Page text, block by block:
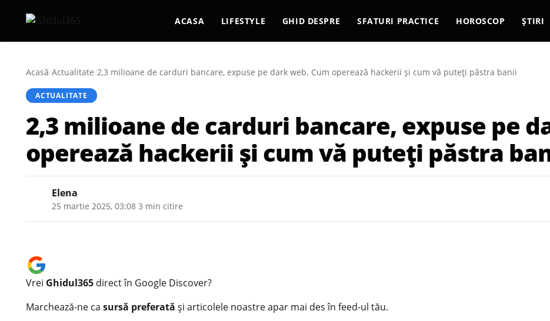
ACASA LIFESTYLE GHID DESPRE SFATURI PRACTICE HOROSCOP ȘTIRI
Acasă/Actualitate/2,3 milioane de carduri bancare, expuse pe dark web. Cum operează hackerii și cum vă puteți păstra banii
ACTUALITATE
2,3 milioane de carduri bancare, expuse pe
operează hackerii și cum vă puteți păstra
Elena
25 martie 2025, 03:08 3 min citire
Vrei Ghidul365 direct în Google Discover?
Marchează-ne ca sursă preferată și articolele noastre apar mai des în feed-ul tău.